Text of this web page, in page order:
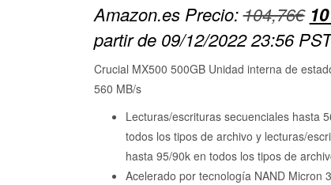
Amazon.es Precio:104,76€ El
partir de 09/12/2022 23:56
Crucial MX500 500GB Unidad interna de
560 MB/s
Lecturas/escrituras secuenciales hasta
todos los tipos de archivo y lecturas/
hasta 95/90k en todos los tipos de
Acelerado por tecnología NAND Micron